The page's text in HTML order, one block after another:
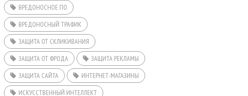
ВРЕДОНОСНОЕ ПО
ВРЕДОНОСНЫЙ ТРАФИК
ЗАЩИТА ОТ СКЛИКИВАНИЯ
ЗАЩИТА ОТ ФРОДА
ЗАЩИТА РЕКЛАМЫ
ЗАЩИТА САЙТА
ИНТЕРНЕТ-МАГАЗИНЫ
ИСКУССТВЕННЫЙ ИНТЕЛЛЕКТ